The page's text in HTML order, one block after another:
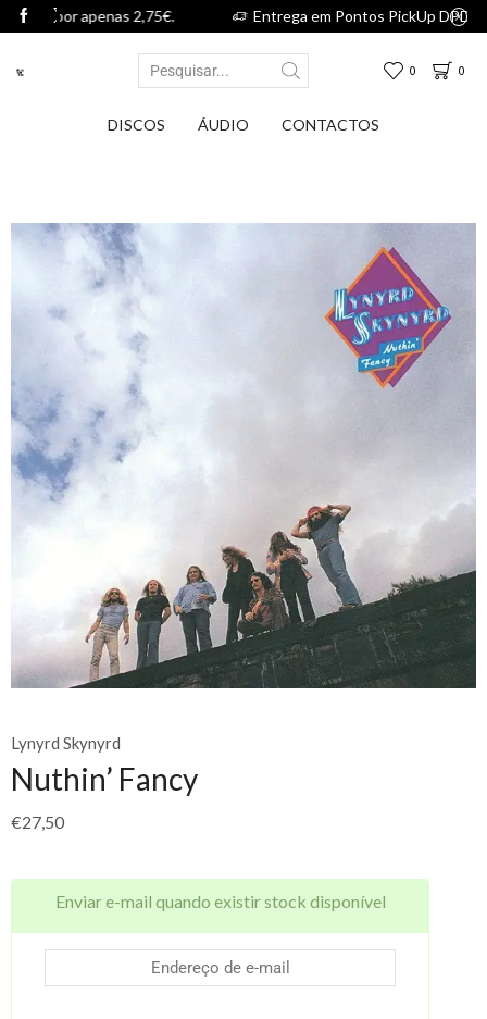
Entrega em Pontos PickUp DPD por apenas 2,75€.
0 0
DISCOS ÁUDIO CONTACTOS
Lynyrd Skynyrd
Nuthin’ Fancy
€27,50
Enviar e-mail quando existir stock disponível